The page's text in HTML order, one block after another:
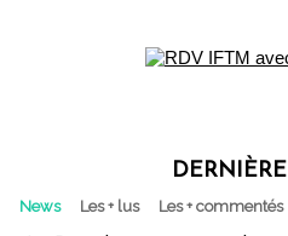
DERNIÈRE
News Les + lus Les + commentés